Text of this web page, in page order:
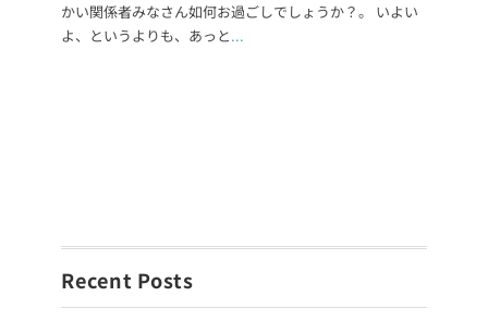
かい関係者みなさん如何お過ごしでしょうか？。 いよい
よ、というよりも、あっと...
Recent Posts